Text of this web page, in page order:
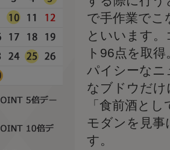
で手作業でこ
といいます
ト96点を取
パイシーなニ
なブドウだけ
「食前酒と
モダンを見事
す。